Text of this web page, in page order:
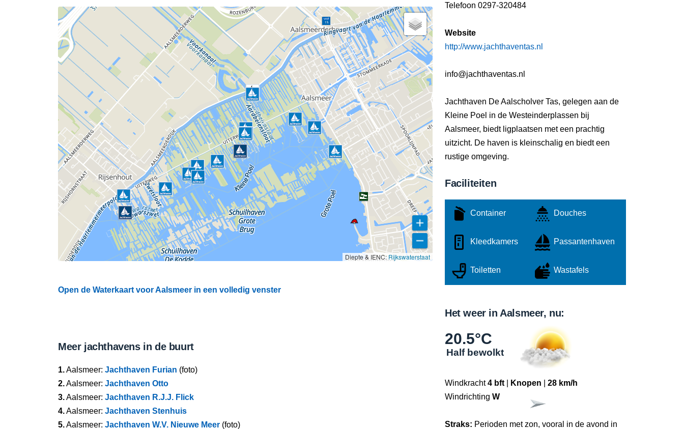
Diepte & IENC:Rijkswaterstaat
Open de Waterkaart voor Aalsmeer in een volledig venster
Meer jachthavens in de buurt
1.Aalsmeer: Jachthaven Furian (foto)
2.Aalsmeer: Jachthaven Otto
3.Aalsmeer: Jachthaven R.J.J. Flick
4.Aalsmeer: Jachthaven Stenhuis
5.Aalsmeer: Jachthaven W.V. Nieuwe Meer (foto)
Telefoon 0297-320484
Website
http://www.jachthaventas.nl
info@jachthaventas.nl
Jachthaven De Aalscholver Tas, gelegen aan de
Kleine Poel in de Westeinderplassen bij
Aalsmeer, biedt ligplaatsen met een prachtig
uitzicht. De haven is kleinschalig en biedt een
rustige omgeving.
Faciliteiten
Container Douches
Kleedkamers Passantenhaven
Toiletten Wastafels
Het weer in Aalsmeer, nu:
20.5°C
Half bewolkt
Windkracht4 bft Knopen
28 km/h
Windrichting W
Straks: Perioden met zon, vooral in de avond in